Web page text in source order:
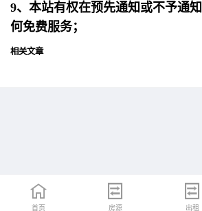
9、本站有权在预先通知或不予通
何免费服务；
相关文章
首页 招聘 简历
首页 房源 出租